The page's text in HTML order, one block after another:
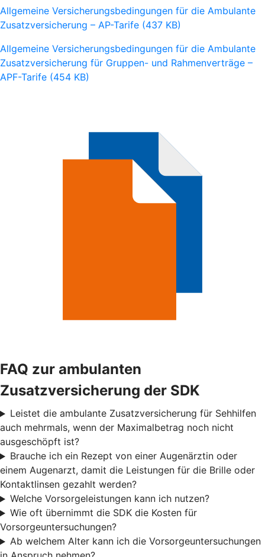
Allgemeine Versicherungsbedingungen für die Ambulante
Zusatzversicherung – AP-Tarife (437 KB)
Allgemeine Versicherungsbedingungen für die Ambulante
Zusatzversicherung für Gruppen- und Rahmenverträge –
APF-Tarife (454 KB)
FAQ zur ambulanten
Zusatzversicherung der SDK
Leistet die ambulante Zusatzversicherung für Sehhilfen
auch mehrmals, wenn der Maximalbetrag noch nicht
ausgeschöpft ist?
Brauche ich ein Rezept von einer Augenärztin oder
einem Augenarzt, damit die Leistungen für die Brille oder
Kontaktlinsen gezahlt werden?
Welche Vorsorgeleistungen kann ich nutzen?
Wie oft übernimmt die SDK die Kosten für
Vorsorgeuntersuchungen?
Ab welchem Alter kann ich die Vorsorgeuntersuchungen